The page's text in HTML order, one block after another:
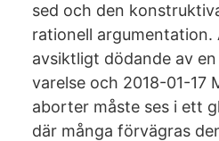
sed och den
rationell
avsiktligt dödande av
varelse och 2018-01-17
aborter måste ses i ett
där många förvägras